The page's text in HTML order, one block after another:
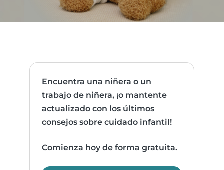
Encuentra una niñera o un
trabajo de niñera, ¡o mantente
actualizado con los últimos
consejos sobre cuidado infantil!
Comienza hoy de forma gratuita.